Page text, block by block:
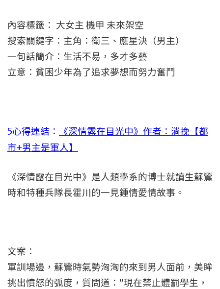
內容標籤： 大女主 機甲 未來架空
搜索關鍵字：主角：衛三、應星決（男主）
一句話簡介：生活不易，多才多藝
立意：貧困少年為了追求夢想而努力奮鬥
5心得連結：
《深情露在目光中》作者：淌挽【都
市+男主是軍人】
《深情露在目光中》是人類學系的博士就讀生蘇鶯
時和特種兵隊長霍川的一見鍾情愛情故事。
文案：
軍訓場邊，蘇鶯時氣勢洶洶的來到男人面前，美眸
挑出憤怒的弧度，質問道：“現在禁止體罰學生，